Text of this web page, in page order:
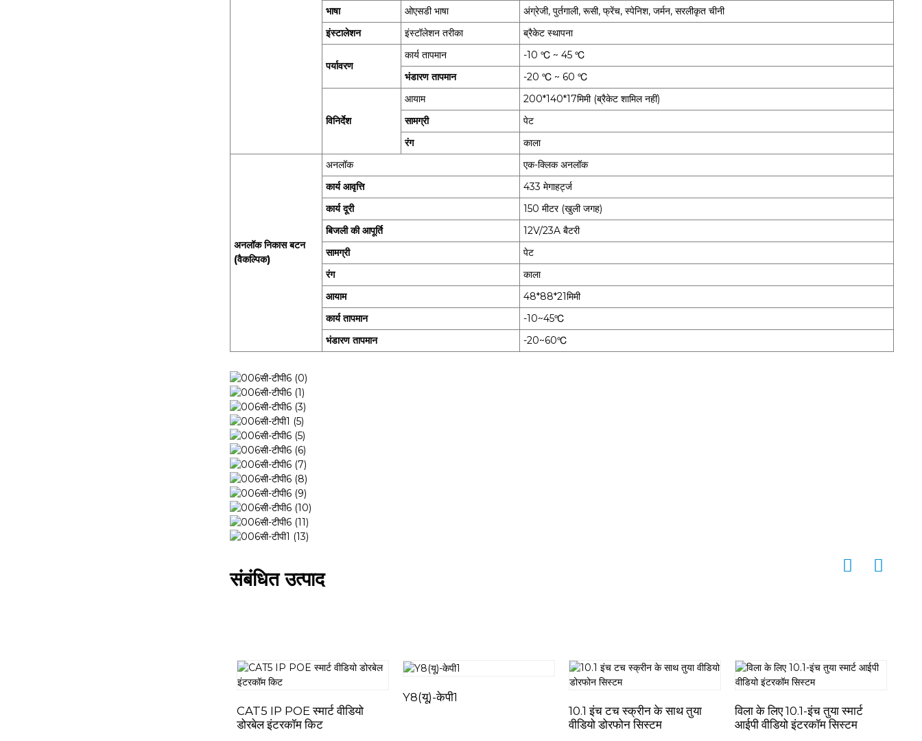
भाषा
ओएसडी भाषा
अंग्रेजी, पुर्तगाली, रूसी, फ्रेंच, स्पेनिश, जर्मन, सरलीकृत चीनी
इंस्टालेशन
इंस्टॉलेशन तरीका ब्रैकेट स्थापना
पर्यावरण
कार्य तापमान
-10 ℃ ~ 45 ℃
भंडारण तापमान
-20 ℃ ~ 60 ℃
विनिर्देश
आयाम
200*140*17मिमी (ब्रैकेट शामिल नहीं)
सामग्री
पेट
रंग
काला
अनलॉक निकास बटन
(वैकल्पिक)
अनलॉक
एक-क्लिक अनलॉक
कार्य आवृत्ति
433 मेगाहर्ट्ज
कार्य दूरी
150 मीटर (खुली जगह)
बिजली की आपूर्ति
12V/23A बैटरी
सामग्री
पेट
रंग
काला
आयाम
48*88*21मिमी
कार्य तापमान
-10~45℃
भंडारण तापमान
-20~60℃
संबंधित उत्पाद
CAT5 IP POE स्मार्ट वीडियो
डोरबेल इंटरकॉम किट
Y8(यू)-केपी1
10.1 इंच टच स्क्रीन के साथ तुया
वीडियो डोरफोन सिस्टम
विला के लिए 10.1-इंच तुया स्मार्ट
आईपी वीडियो इंटरकॉम सिस्टम